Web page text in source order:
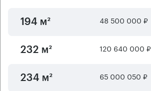
194 м² 48 500 000 ₽
232 м² 120 640 000 ₽
234 м² 65 000 050 ₽